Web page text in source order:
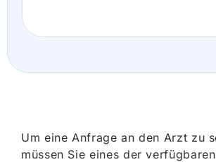
Um eine Anfrage an den Arzt zu
müssen Sie eines der